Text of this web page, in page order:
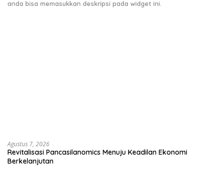
anda bisa memasukkan deskripsi pada widget ini.
Agustus 7, 2026
Revitalisasi Pancasilanomics Menuju Keadilan Ekonomi
Berkelanjutan